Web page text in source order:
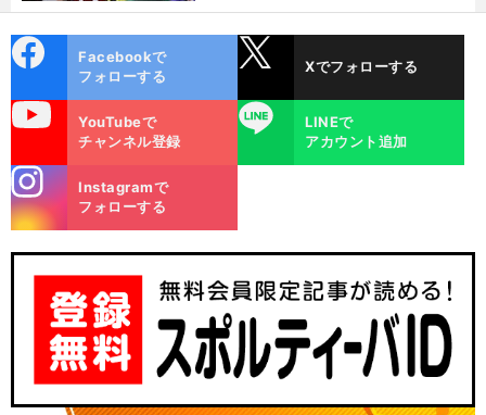
ok
Facebookで
フォローする
Xでフォローする
YouTubeで
チャンネル登録
LINE
LINEで
アカウント追加
m
Instagramで
フォローする